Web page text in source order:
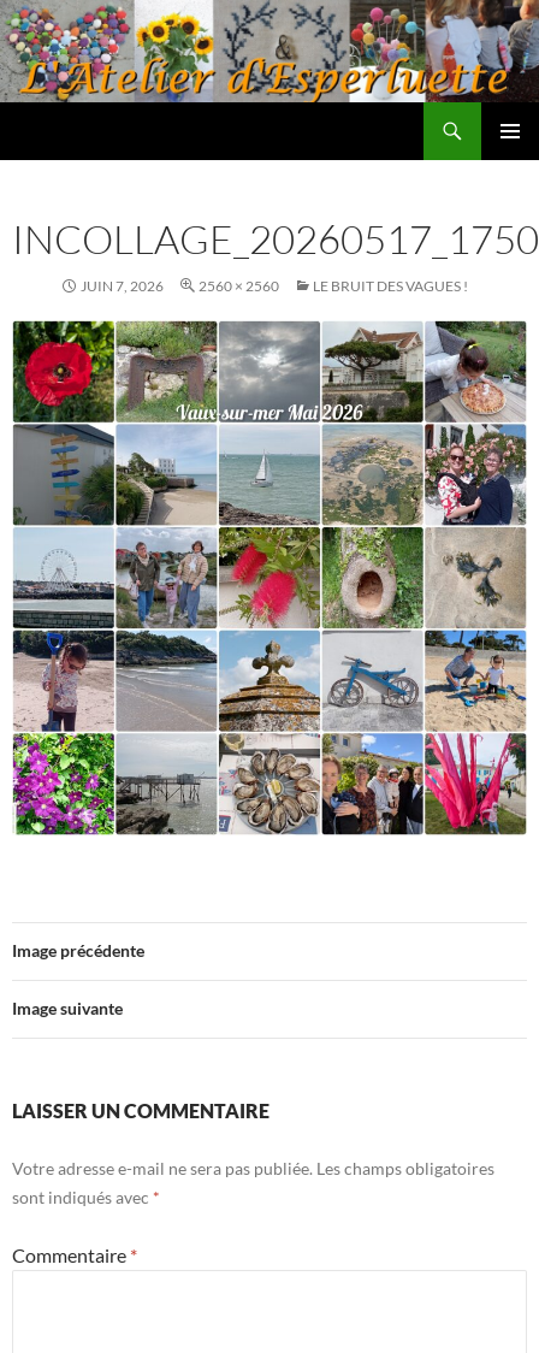
Aller
au
contenu
JUIN 7, 2026 2560 × 2560 LE BRUIT DES VAGUES !
Image précédente
Image suivante
LAISSER UN COMMENTAIRE
Votre adresse e-mail ne sera pas publiée. Les champs obligatoires
sont indiqués avec *
Commentaire *